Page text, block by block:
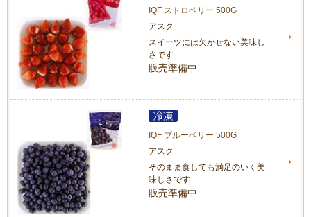
IQF ストロベリー 500G
アスク
スイーツには欠かせない美味し
さです
販売準備中
IQF ブルーベリー 500G
アスク
そのまま食しても満足のいく美
味しさです
販売準備中